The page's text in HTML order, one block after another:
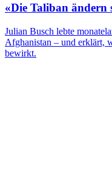
«Die Taliban ändern
Julian Busch lebte
Afghanistan – und erklärt,
bewirkt.